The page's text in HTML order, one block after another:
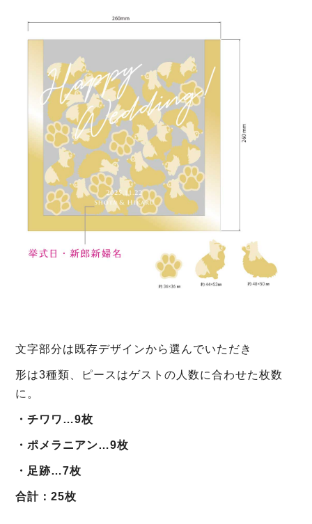
文字部分は既存デザインから選んでいただき
形は3種類、ピースはゲストの人数に合わせた枚数
に。
・チワワ…9枚
・ポメラニアン…9枚
・足跡…7枚
合計：25枚